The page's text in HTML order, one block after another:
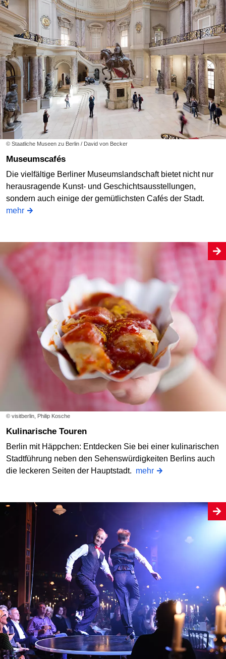
© Staatliche Museen zu Berlin / David von Becker
Museumscafés
Die vielfältige Berliner Museumslandschaft bietet nicht nur
herausragende Kunst- und Geschichtsausstellungen,
sondern auch einige der gemütlichsten Cafés der Stadt.
mehr
© visitberlin, Philip Kosche
Kulinarische Touren
Berlin mit Häppchen: Entdecken Sie bei einer kulinarischen
Stadtführung neben den Sehenswürdigkeiten Berlins auch
die leckeren Seiten der Hauptstadt. mehr